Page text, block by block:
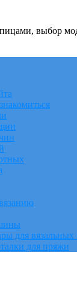
выбор
для
для пряжи